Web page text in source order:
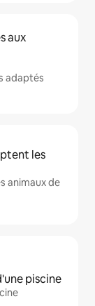
aux
adaptés
les
animaux de
piscine